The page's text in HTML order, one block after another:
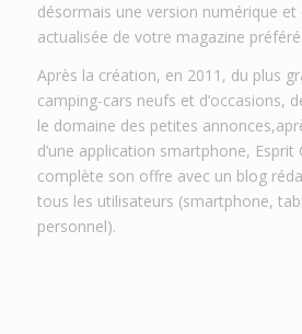
désormais une version numérique
actualisée de votre magazine préféré.
Après la création, en 2011, du plus
camping-cars neufs et d’occasions,
le domaine des petites
d’une application smartphone, Esprit
complète son offre avec un blog
tous les utilisateurs (smartphone,
personnel).